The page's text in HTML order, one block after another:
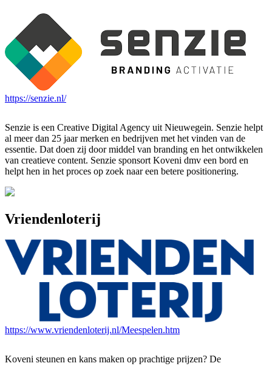
https://senzie.nl/
Senzie is een Creative Digital Agency uit Nieuwegein. Senzie helpt
al meer dan 25 jaar merken en bedrijven met het vinden van de
essentie. Dat doen zij door middel van branding en het ontwikkelen
van creatieve content. Senzie sponsort Koveni dmv een bord en
helpt hen in het proces op zoek naar een betere positionering.
Vriendenloterij
https://www.vriendenloterij.nl/Meespelen.htm
Koveni steunen en kans maken op prachtige prijzen? De